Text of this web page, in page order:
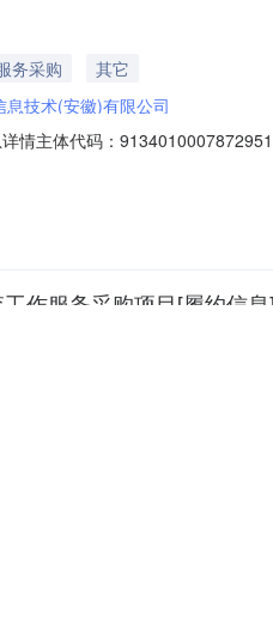
务采购
其它
息技术(安徽)有限公司
情主体代码：
合同结算金额(元)：
作服务采购项目[履约信息]